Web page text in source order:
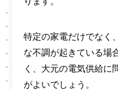
特定の家電だけでなく
な不調が起きている場
く、大元の電気供給に
がよいでしょう。